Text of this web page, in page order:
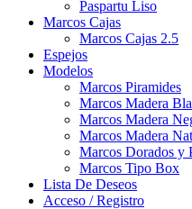
Paspartu Liso
Marcos Cajas
Marcos Cajas 2.5
Espejos
Modelos
Marcos Piramides
Marcos Madera
Marcos Madera
Marcos Madera
Marcos Dorados y
Marcos Tipo Box
Lista De Deseos
Acceso / Registro